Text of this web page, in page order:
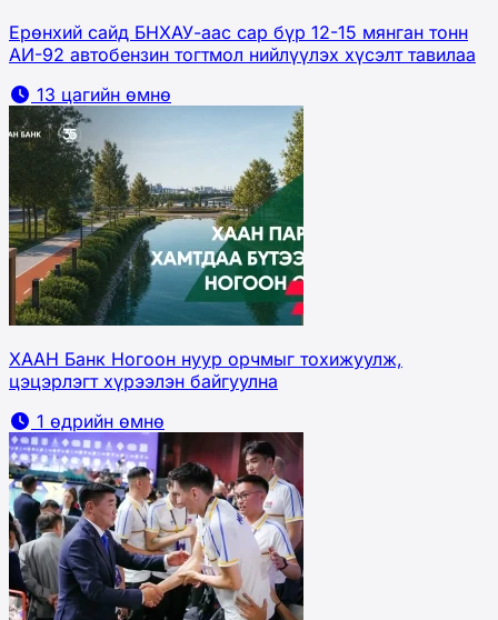
Ерөнхий сайд БНХАУ-аас сар бүр 12-15 мянган тонн
АИ-92 автобензин тогтмол нийлүүлэх хүсэлт тавилаа
13 цагийн өмнө
ХААН Банк Ногоон нуур орчмыг тохижуулж,
цэцэрлэгт хүрээлэн байгуулна
1 өдрийн өмнө